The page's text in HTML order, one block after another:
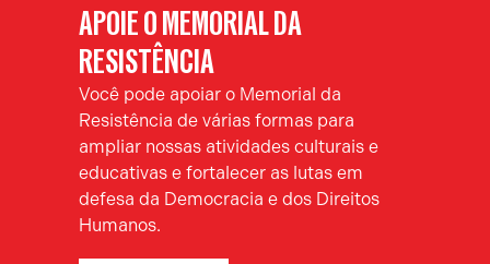
APOIE O MEMORIAL DA
RESISTÊNCIA
Você pode apoiar o Memorial da
Resistência de várias formas para
ampliar nossas atividades culturais e
educativas e fortalecer as lutas em
defesa da Democracia e dos Direitos
Humanos.